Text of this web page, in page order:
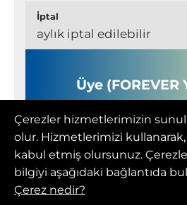
İptal
aylık iptal edilebilir
Üye (FOREVER
Aylık fiyat
109,00 EUR
Haftalık ücretsiz randevular*
Çerezler hizmetlerimizin
olur. Hizmetlerimizi kullanarak,
kabul etmiş olursunuz.
bilgiyi aşağıdaki bağlantıda
Çerez nedir?